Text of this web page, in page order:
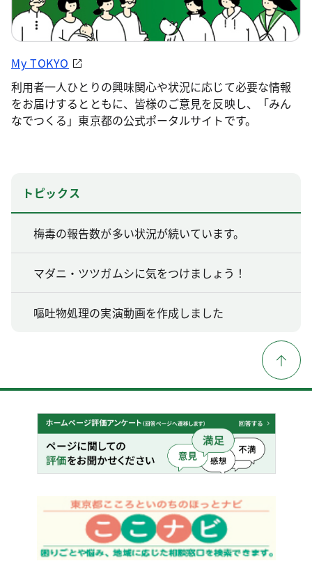
My TOKYO
利用者一人ひとりの興味関心や状況に応じて必要な情報
をお届けするとともに、皆様のご意見を反映し、「みん
なでつくる」東京都の公式ポータルサイトです。
トピックス
梅毒の報告数が多い状況が続いています。
マダニ・ツツガムシに気をつけましょう！
嘔吐物処理の実演動画を作成しました